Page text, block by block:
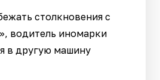
столкновения с
водитель иномарки
в другую машину